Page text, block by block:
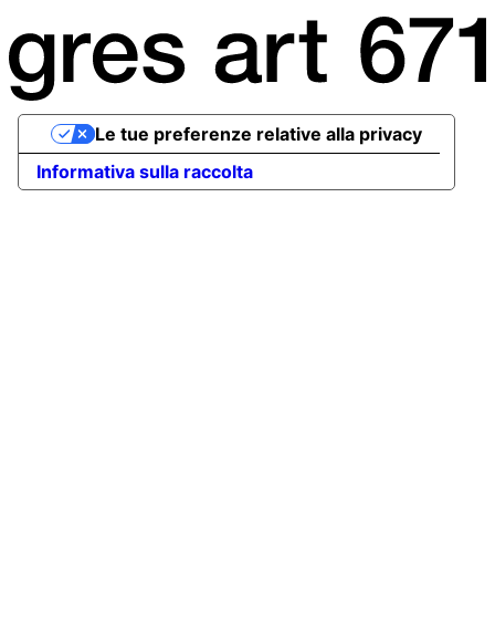
Informativa sulla raccolta
Le tue preferenze relative alla privacy